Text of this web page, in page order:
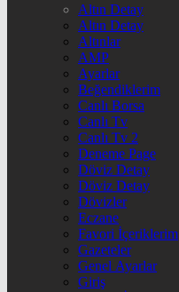
Altın Detay
Altın Detay
Altınlar
AMP
Ayarlar
Beğendiklerim
Canlı Borsa
Canlı Tv
Canlı Tv 2
Deneme Page
Döviz Detay
Döviz Detay
Dövizler
Eczane
Favori İçeriklerim
Gazeteler
Genel Ayarlar
Giriş